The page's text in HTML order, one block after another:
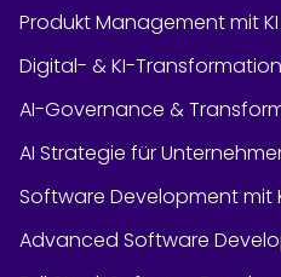
Produkt Management mit KI
Digital- & KI-
AI-Governance &
AI Strategie für
Software Development mit
Advanced Software